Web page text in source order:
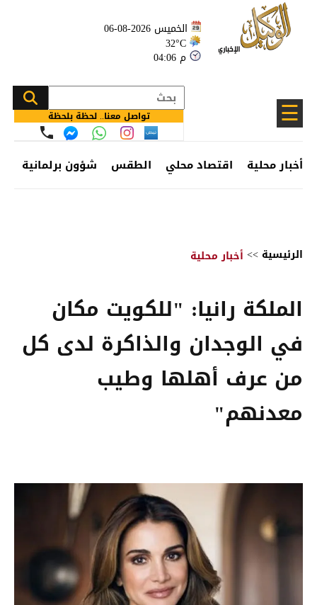
الخميس 2026-08-06
32°C
04:06 م
☰ تواصل معنا.. لحظة بلحظة
أخبار محلية اقتصاد محلي الطقس شؤون برلمانية
الرئيسية >> أخبار محلية
الملكة رانيا: "للكويت مكان
في الوجدان والذاكرة لدى كل
من عرف أهلها وطيب
معدنهم"